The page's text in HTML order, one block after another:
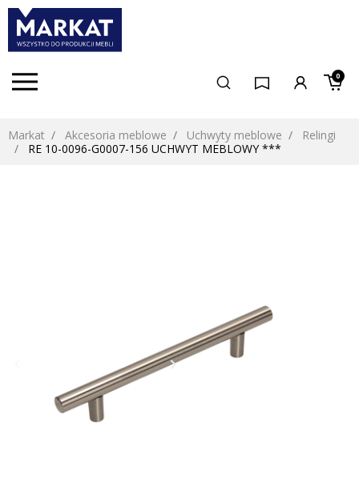
0
Markat Akcesoria meblowe Uchwyty meblowe
Relingi
RE 10-0096-G0007-156 UCHWYT MEBLOWY ***
Następny
keyboard_arrow_right